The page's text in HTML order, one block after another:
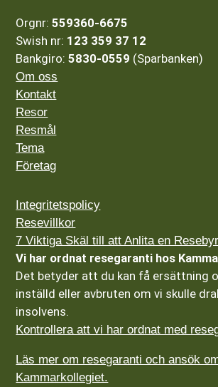
Orgnr:559360-6675
Swish nr: 123 359 37 12
Bankgiro:5830-0559 (Sparbanken)
Om oss
Kontakt
Resor
Resmål
Tema
Företag
Integritetspolicy
Resevillkor
7 Viktiga Skäl till att Anlita en
Vi har ordnat resegaranti hos
Det betyder att du kan få ersättning
inställd eller avbruten om vi skulle
insolvens.
Kontrollera att vi har ordnat med
Läs mer om resegaranti och ansök
Kammarkollegiet.